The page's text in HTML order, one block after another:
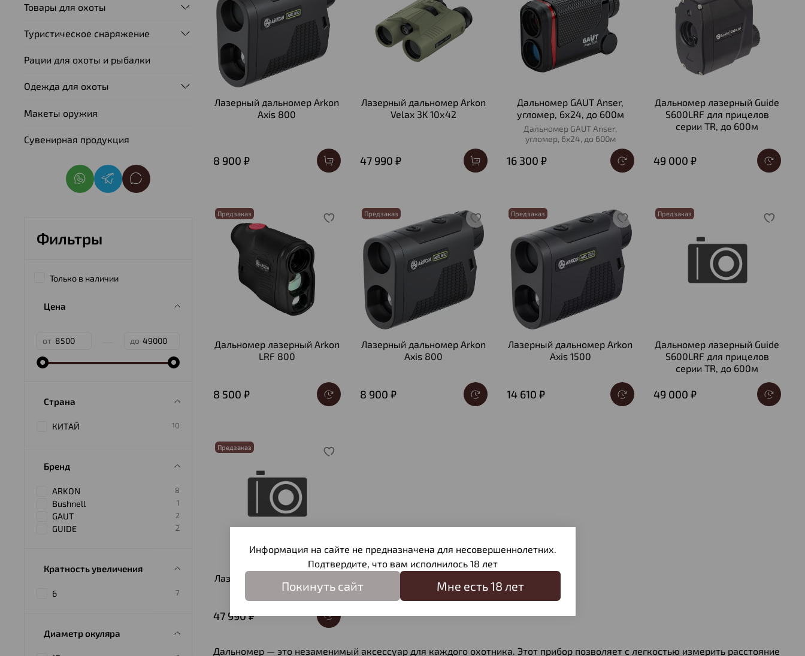
Лазерный дальномер Arkon
Axis 800
8 900 ₽
Лазерный дальномер Arkon
Velax 3K 10х42
47 990 ₽
Дальномер GAUT Anser,
угломер, 6х24, до 600м
Дальномер GAUT Anser,
угломер, 6х24, до 600м
16 300 ₽
Дальномер лазерный Guide
S600LRF для прицелов
серии TR, до 600м
49 000 ₽
Предзаказ
Дальномер лазерный Arkon
LRF 800
8 500 ₽
Предзаказ
Лазерный дальномер Arkon
Axis 800
8 900 ₽
Предзаказ
Лазерный дальномер Arkon
Axis 1500
14 610 ₽
Предзаказ
Дальномер лазерный Guide
S600LRF для прицелов
серии TR, до 600м
49 000 ₽
Предзаказ
Лазерный дальномер Arkon
Velax 3K 10х42
47 990 ₽
Дальномер — это незаменимый аксессуар для каждого охотника. Этот прибор позволяет с легкостью измерить расстояние
Товары для охоты
Туристическое снаряжение
Рации для охоты и рыбалки
Одежда для охоты
Макеты оружия
Сувенирная продукция
Фильтры
Только в наличии
Цена
от до
Страна
КИТАЙ 10
Бренд
ARKON 8
Bushnell 1
GAUT 2
GUIDE 2
Кратность увеличения
6 7
Диаметр окуляра
Информация на сайте не предназначена для несовершеннолетних.
Подтвердите, что вам исполнилось 18 лет
Покинуть сайт Мне есть 18 лет